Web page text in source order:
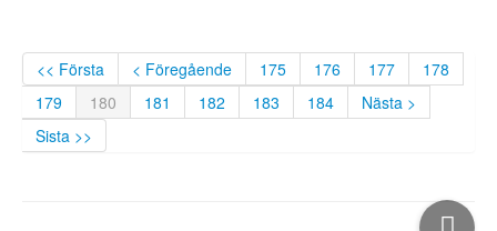
<< Första < Föregående 175 176 177
178
179
180 181 182 183 184
Nästa >
Sista >>